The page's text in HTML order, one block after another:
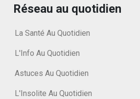
Réseau au quotidien
La Santé Au Quotidien
L'Info Au Quotidien
Astuces Au Quotidien
L'Insolite Au Quotidien